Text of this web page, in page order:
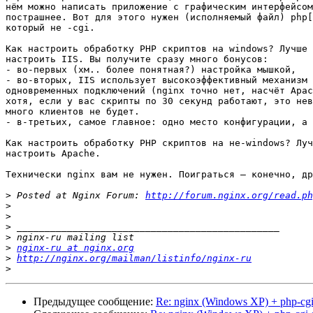
нём можно написать приложение с графическим
пострашнее. Вот для этого нужен (исполняемый файл)
который не -cgi.
Как настроить обработку PHP скриптов на windows? Лучше
настроить IIS. Вы получите сразу много бонусов:
- во-первых (хм.. более понятная?) настройка мышкой,
- во-вторых, IIS использует высокоэффективный механизм
одновременных подключений (nginx точно нет, насчёт
хотя, если у вас скрипты по 30 секунд работают, это
много клиентов не будет.
- в-третьих, самое главное: одно место
Как настроить обработку PHP скриптов на не-windows?
настроить Apache.
Технически nginx вам не нужен. Поиграться — конечно,
> Posted at Nginx Forum: http://forum.nginx.org/
>
>
>
>
> nginx-ru at nginx.org
> http://nginx.org/mailman/listinfo/nginx-ru
>
Предыдущее сообщение: Re: nginx (Windows XP) + php-